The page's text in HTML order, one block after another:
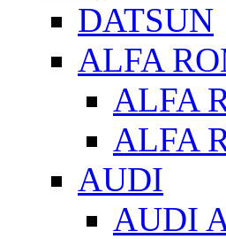
DATSUN
ALFA
ALFA
ALFA
AUDI
AUDI